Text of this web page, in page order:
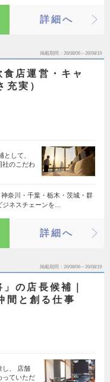
詳細へ
掲載期間 26/08/06～26/08/19
食店運営・キャ
充実）
して、
社のこだわ
奈川・千葉・栃木・茨城・群
ネスチェーンを…
詳細へ
掲載期間 26/08/06～26/08/19
の店長候補｜
間と創る仕事
し、 店舗
っていただ